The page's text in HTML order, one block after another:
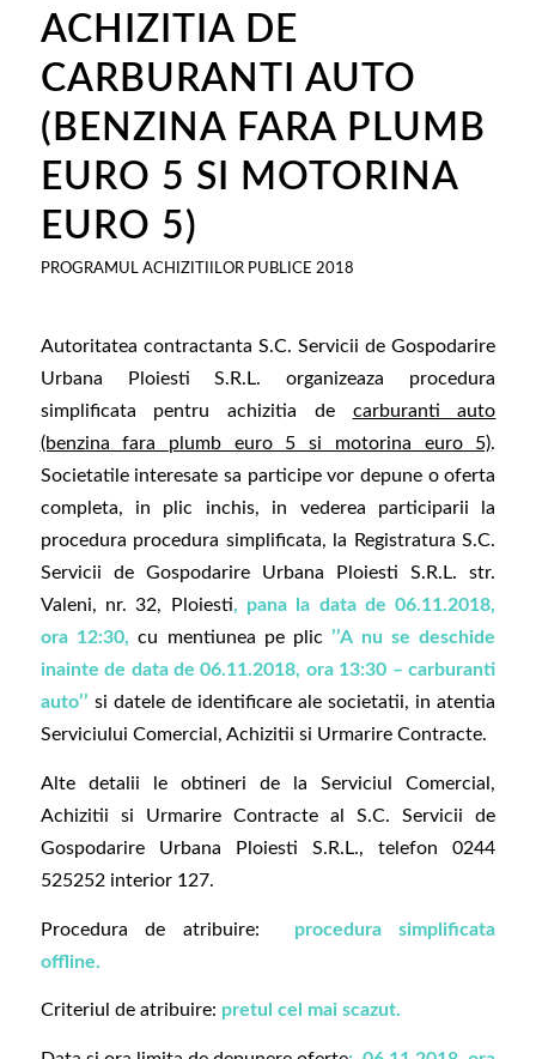
ACHIZITIA DE
CARBURANTI AUTO
(BENZINA FARA PLUMB
EURO 5 SI MOTORINA
EURO 5)
PROGRAMUL ACHIZITIILOR PUBLICE 2018
Autoritatea contractanta S.C. Servicii de Gospodarire
Urbana Ploiesti S.R.L. organizeaza procedura
simplificata pentru achizitia de carburanti auto
(benzina fara plumb euro 5 si motorina euro 5).
Societatile interesate sa participe vor depune o oferta
completa, in plic inchis, in vederea participarii la
procedura procedura simplificata, la Registratura S.C.
Servicii de Gospodarire Urbana Ploiesti S.R.L. str.
Valeni, nr. 32, Ploiesti, pana la data de 06.11.2018,
ora 12:30,cu mentiunea pe plic ’’A nu se deschide
inainte de data de 06.11.2018, ora 13:30 – carburanti
auto’’ si datele de identificare ale societatii, in atentia
Serviciului Comercial, Achizitii si Urmarire Contracte.
Alte detalii le obtineri de la Serviciul Comercial,
Achizitii si Urmarire Contracte al S.C. Servicii de
Gospodarire Urbana Ploiesti S.R.L., telefon 0244
525252 interior 127.
Procedura de atribuire: procedura simplificata
offline.
Criteriul de atribuire: pretul cel mai scazut.